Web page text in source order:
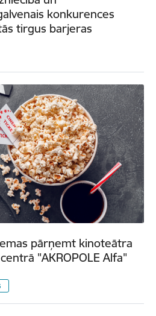
konkurences
tirgus barjeras
pārņemt kinoteātra
"AKROPOLE Alfa"